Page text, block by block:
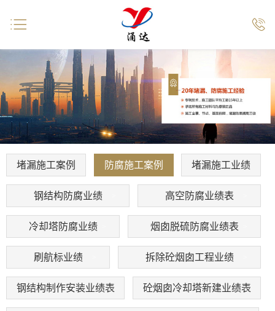
堵漏施工案例 防腐施工案例 堵漏施工业绩
钢结构防腐业绩 高空防腐业绩表
冷却塔防腐业绩 烟囱脱硫防腐业绩表
刷航标业绩 拆除砼烟囱工程业绩
钢结构制作安装业绩表 砼烟囱冷却塔新建业绩表
 